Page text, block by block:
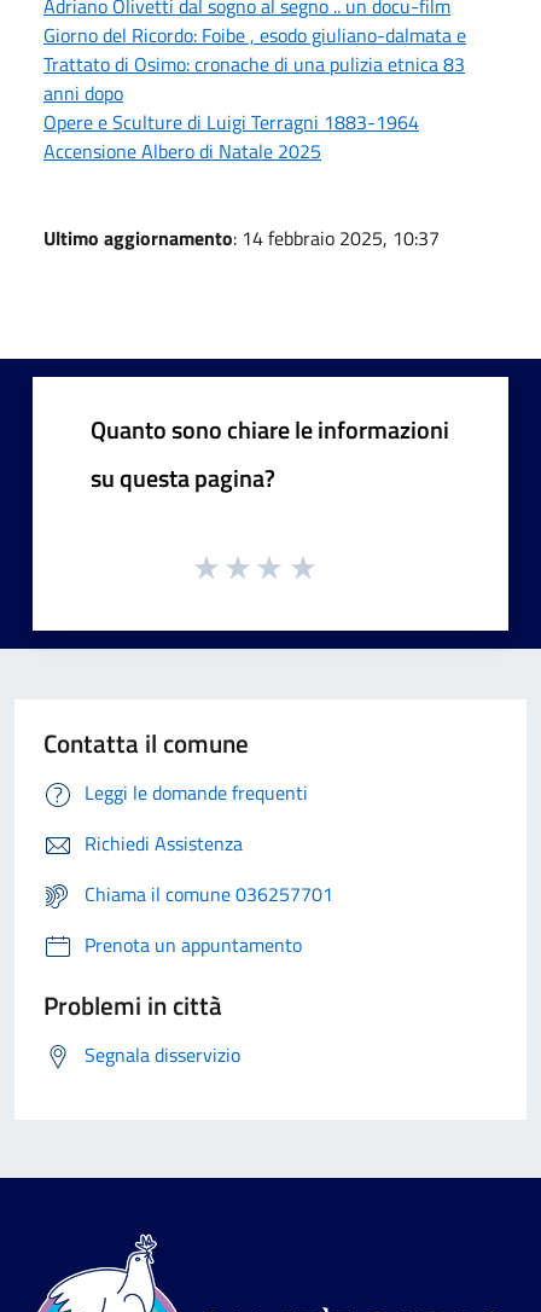
Giorno del Ricordo: Foibe , esodo giuliano-dalmata e
Trattato di Osimo: cronache di una pulizia etnica 83
anni dopo
Opere e Sculture di Luigi Terragni 1883-1964
Accensione Albero di Natale 2025
Ultimo aggiornamento: 14 febbraio 2025, 10:37
Quanto sono chiare le informazioni
su questa pagina?
Contatta il comune
Leggi le domande frequenti
Richiedi Assistenza
Chiama il comune 036257701
Prenota un appuntamento
Problemi in città
Segnala disservizio